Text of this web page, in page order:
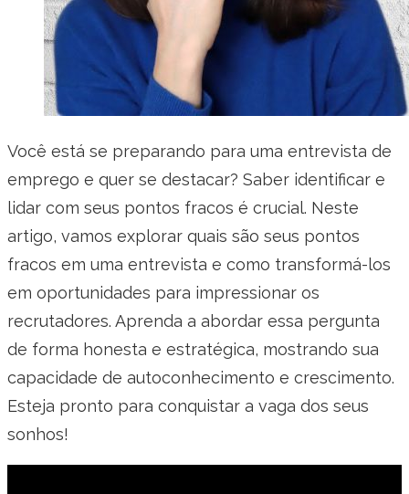
Você está se preparando para uma entrevista de
emprego e quer se destacar? Saber identificar e
lidar com seus pontos fracos é crucial. Neste
artigo, vamos explorar quais são seus pontos
fracos em uma entrevista e como transformá-los
em oportunidades para impressionar os
recrutadores. Aprenda a abordar essa pergunta
de forma honesta e estratégica, mostrando sua
capacidade de autoconhecimento e crescimento.
Esteja pronto para conquistar a vaga dos seus
sonhos!